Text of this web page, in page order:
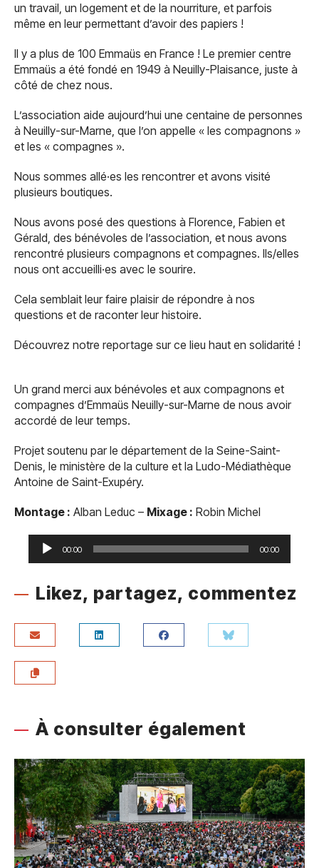
un travail, un logement et de la nourriture, et parfois
même en leur permettant d’avoir des papiers !
Il y a plus de 100 Emmaüs en France ! Le premier centre
Emmaüs a été fondé en 1949 à Neuilly-Plaisance, juste à
côté de chez nous.
L’association aide aujourd’hui une centaine de personnes
à Neuilly-sur-Marne, que l’on appelle « les compagnons »
et les « compagnes ».
Nous sommes allé·es les rencontrer et avons visité
plusieurs boutiques.
Nous avons posé des questions à Florence, Fabien et
Gérald, des bénévoles de l’association, et nous avons
rencontré plusieurs compagnons et compagnes. Ils/elles
nous ont accueilli·es avec le sourire.
Cela semblait leur faire plaisir de répondre à nos
questions et de raconter leur histoire.
Découvrez notre reportage sur ce lieu haut en solidarité !
Un grand merci aux bénévoles et aux compagnons et
compagnes d’Emmaüs Neuilly-sur-Marne de nous avoir
accordé de leur temps.
Projet soutenu par le département de la Seine-Saint-
Denis, le ministère de la culture et la Ludo-Médiathèque
Antoine de Saint-Exupéry.
Montage : Alban Leduc – Mixage : Robin Michel
audio
00:00 00:00
Likez, partagez, commentez
À consulter également